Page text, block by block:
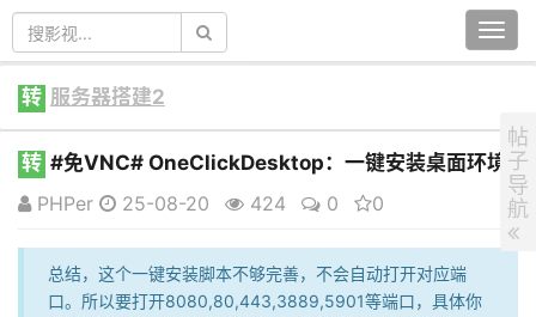
转 服务器搭建2
转 #免VNC# OneClickDesktop：一键安装桌面环境
PHPer
25-08-20 424 0 0
总结，这个一键安装脚本不够完善，不会自动打开对应端
口。所以要打开8080,80,443,3889,5901等端口，具体你
帖
子
导
航